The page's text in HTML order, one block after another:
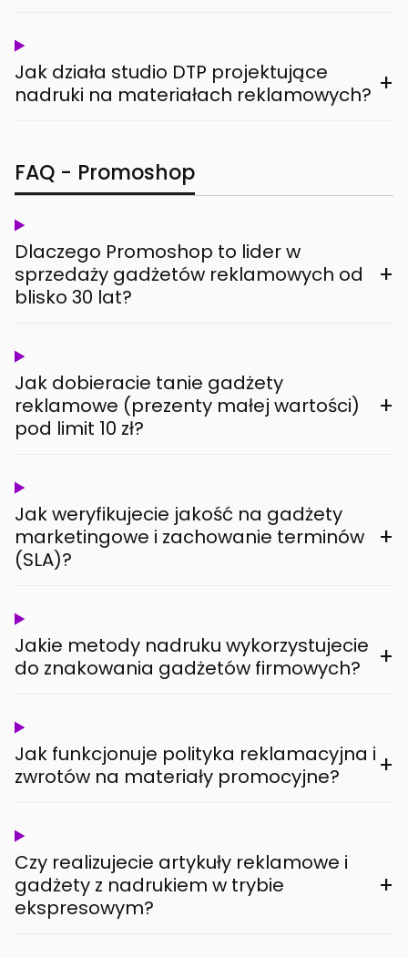
Jak działa studio DTP projektujące
nadruki na materiałach reklamowych? +
FAQ - Promoshop
Dlaczego Promoshop to lider w
sprzedaży gadżetów reklamowych od
blisko 30 lat?
+
Jak dobieracie tanie gadżety
reklamowe (prezenty małej wartości)
pod limit 10 zł?
+
Jak weryfikujecie jakość na gadżety
marketingowe i zachowanie terminów
(SLA)?
+
Jakie metody nadruku wykorzystujecie
do znakowania gadżetów firmowych?
+
Jak funkcjonuje polityka reklamacyjna i
zwrotów na materiały promocyjne?
+
Czy realizujecie artykuły reklamowe i
gadżety z nadrukiem w trybie
ekspresowym?
+